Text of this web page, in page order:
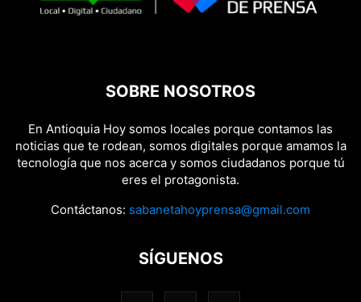
SOBRE NOSOTROS
En Antioquia Hoy somos locales porque contamos las
noticias que te rodean, somos digitales porque amamos la
tecnología que nos acerca y somos ciudadanos porque tú
eres el protagonista.
Contáctanos: sabanetahoyprensa@gmail.com
SÍGUENOS